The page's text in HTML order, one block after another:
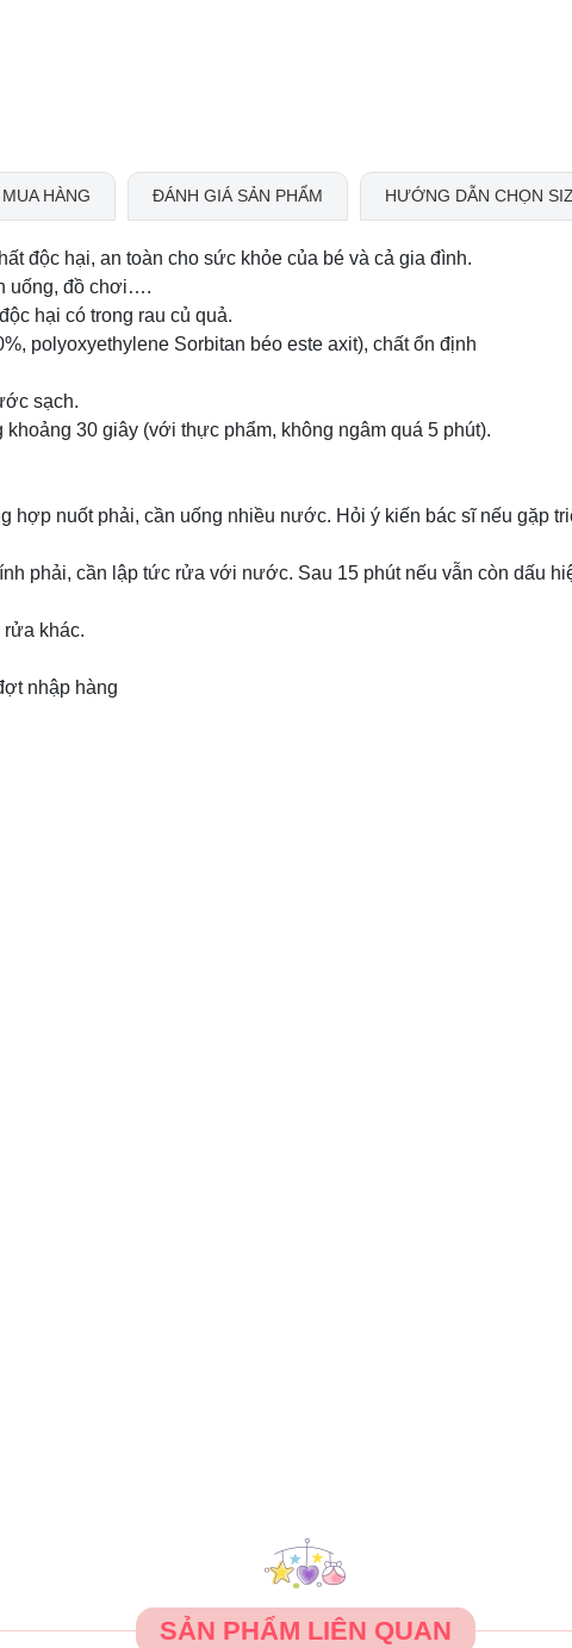
HÀNG ĐÁNH GIÁ SẢN PHẨM HƯỚNG DẪN CHỌN
độc hại, an toàn cho sức khỏe của bé và cả gia đình.
uống, đồ chơi….
hại có trong rau củ quả.
polyoxyethylene Sorbitan béo este axit), chất ổn định
sạch.
30 giây (với thực phẩm, không ngâm quá 5 phút).
hợp nuốt phải, cần uống nhiều nước. Hỏi ý kiến bác sĩ nếu gặp
phải, cần lập tức rửa với nước. Sau 15 phút nếu vẫn còn dấu
rửa khác.
nhập hàng
SẢN PHẨM LIÊN QUAN